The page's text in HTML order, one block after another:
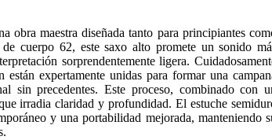
obra maestra diseñada tanto para principiantes
cuerpo 62, este saxo alto promete un sonido
sorprendentemente ligera.
expertamente unidas para formar una
sin precedentes. Este proceso, combinado con
irradia claridad y profundidad. El estuche
y una portabilidad mejorada, manteniendo